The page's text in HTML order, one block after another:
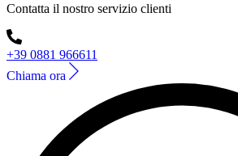
Contatta il nostro servizio clienti
+39 0881 966611
Chiama ora